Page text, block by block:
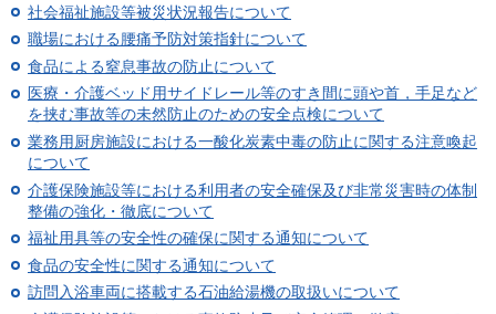
社会福祉施設等被災状況報告について
職場における腰痛予防対策指針について
食品による窒息事故の防止について
医療・介護ベッド用サイドレール等のすき間に頭や首，手足など
を挟む事故等の未然防止のための安全点検について
業務用厨房施設における一酸化炭素中毒の防止に関する注意喚起
について
介護保険施設等における利用者の安全確保及び非常災害時の体制
整備の強化・徹底について
福祉用具等の安全性の確保に関する通知について
食品の安全性に関する通知について
訪問入浴車両に搭載する石油給湯機の取扱いについて